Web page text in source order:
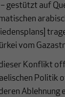
gestützt auf
vom
dieser Konflikt
Politik